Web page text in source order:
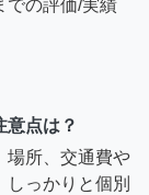
での評価/実績
意点は？
場所、交通費や
っかりと個別